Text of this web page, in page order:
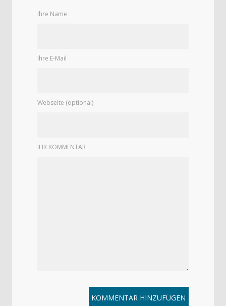
Ihre Name
Ihre E-Mail
Webseite (optional)
IHR KOMMENTAR